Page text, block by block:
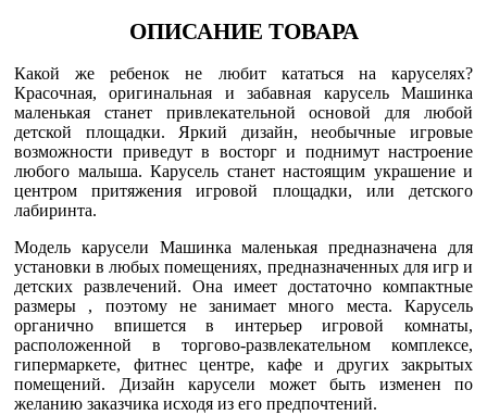
ОПИСАНИЕ ТОВАРА
Какой же ребенок не любит кататься на каруселях?
Красочная, оригинальная и забавная карусель Машинка
маленькая станет привлекательной основой для любой
детской площадки. Яркий дизайн, необычные игровые
возможности приведут в восторг и поднимут настроение
любого малыша. Карусель станет настоящим украшение и
центром притяжения игровой площадки, или детского
лабиринта.
Модель карусели Машинка маленькая предназначена для
установки в любых помещениях, предназначенных для игр и
детских развлечений. Она имеет достаточно компактные
размеры , поэтому не занимает много места. Карусель
органично впишется в интерьер игровой комнаты,
расположенной в торгово-развлекательном комплексе,
гипермаркете, фитнес центре, кафе и других закрытых
помещений. Дизайн карусели может быть изменен по
желанию заказчика исходя из его предпочтений.